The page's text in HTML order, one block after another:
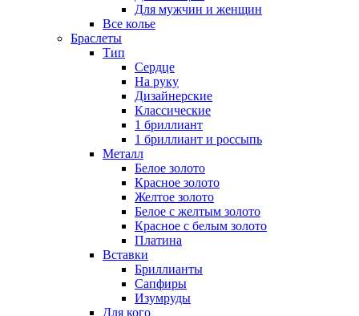
Для мужчин и женщин
Все колье
Браслеты
Тип
Сердце
На руку
Дизайнерские
Классические
1 бриллиант
1 бриллиант и россыпь
Металл
Белое золото
Красное золото
Желтое золото
Белое с желтым золото
Красное с белым золото
Платина
Вставки
Бриллианты
Сапфиры
Изумруды
Для кого